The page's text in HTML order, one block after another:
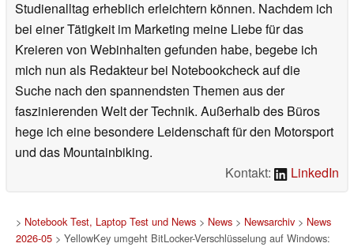
Studienalltag erheblich erleichtern können. Nachdem ich
bei einer Tätigkeit im Marketing meine Liebe für das
Kreieren von Webinhalten gefunden habe, begebe ich
mich nun als Redakteur bei Notebookcheck auf die
Suche nach den spannendsten Themen aus der
faszinierenden Welt der Technik. Außerhalb des Büros
hege ich eine besondere Leidenschaft für den Motorsport
und das Mountainbiking.
Kontakt:
LinkedIn
> Notebook Test, Laptop Test und News> News> Newsarchiv> News
2026-05 > YellowKey umgeht BitLocker-Verschlüsselung auf Windows: